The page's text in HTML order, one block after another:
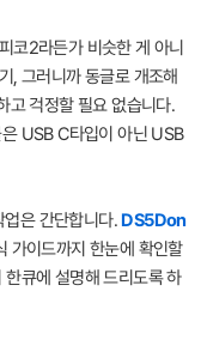
코2라든가 비슷한 게 아니
, 그러니까 동글로 개조해
고 걱정할 필요 없습니다.
USB C타입이 아닌 USB
업은 간단합니다.DS5Don
가이드까지 한눈에 확인할
큐에 설명해 드리도록 하